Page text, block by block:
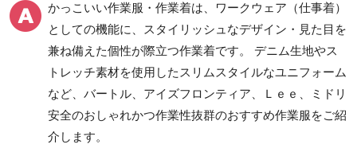
ツ
クリーンウェアワーク
パンツ
レディース作業着
ブルゾン
シャツ
かっこいい作業服・作業着は、ワークウェア（仕事着）
としての機能に、スタイリッシュなデザイン・見た目を
兼ね備えた個性が際立つ作業着です。 デニム生地やス
トレッチ素材を使用したスリムスタイルなユニフォーム
など、バートル、アイズフロンティア、Ｌｅｅ、ミドリ
安全のおしゃれかつ作業性抜群のおすすめ作業服をご紹
介します。